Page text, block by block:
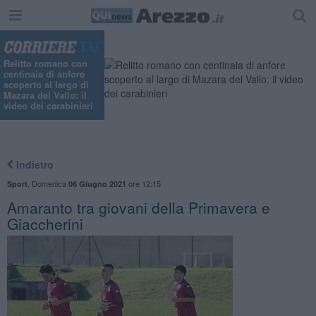
Relitto romano con
centinaia di anfore
scoperto al largo di
Mazara del Vallo: il
video dei carabinieri
Indietro
Sport Domenica 06 Giugno 2021 ore 12:15
Amaranto tra giovani della Primavera e
Giaccherini